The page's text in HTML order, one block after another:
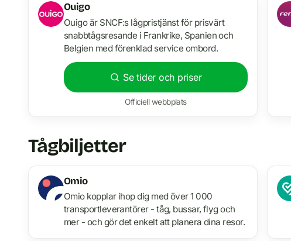
Ouigo
Ouigo är SNCF:s lågpristjänst för prisvärt
snabbtågsresande i Frankrike, Spanien och
Belgien med förenklad service ombord.
Se tider och priser
Officiell webbplats
Tågbiljetter
Omio
Omio kopplar ihop dig med över 1 000
transportleverantörer - tåg, bussar, flyg och
mer - och gör det enkelt att planera dina resor.